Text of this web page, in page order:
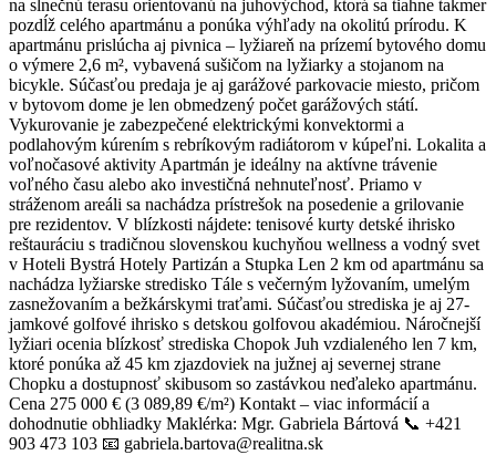
na slnečnú terasu orientovanú na juhovýchod, ktorá sa tiahne takmer
pozdĺž celého apartmánu a ponúka výhľady na okolitú prírodu. K
apartmánu prislúcha aj pivnica – lyžiareň na prízemí bytového domu
o výmere 2,6 m², vybavená sušičom na lyžiarky a stojanom na
bicykle. Súčasťou predaja je aj garážové parkovacie miesto, pričom
v bytovom dome je len obmedzený počet garážových státí.
Vykurovanie je zabezpečené elektrickými konvektormi a
podlahovým kúrením s rebríkovým radiátorom v kúpeľni. Lokalita a
voľnočasové aktivity Apartmán je ideálny na aktívne trávenie
voľného času alebo ako investičná nehnuteľnosť. Priamo v
stráženom areáli sa nachádza prístrešok na posedenie a grilovanie
pre rezidentov. V blízkosti nájdete: tenisové kurty detské ihrisko
reštauráciu s tradičnou slovenskou kuchyňou wellness a vodný svet
v Hoteli Bystrá Hotely Partizán a Stupka Len 2 km od apartmánu sa
nachádza lyžiarske stredisko Tále s večerným lyžovaním, umelým
zasnežovaním a bežkárskymi traťami. Súčasťou strediska je aj 27-
jamkové golfové ihrisko s detskou golfovou akadémiou. Náročnejší
lyžiari ocenia blízkosť strediska Chopok Juh vzdialeného len 7 km,
ktoré ponúka až 45 km zjazdoviek na južnej aj severnej strane
Chopku a dostupnosť skibusom so zastávkou neďaleko apartmánu.
Cena 275 000 € (3 089,89 €/m²) Kontakt – viac informácií a
dohodnutie obhliadky Maklérka: Mgr. Gabriela Bártová 📞 +421
903 473 103 📧 gabriela.bartova@realitna.sk